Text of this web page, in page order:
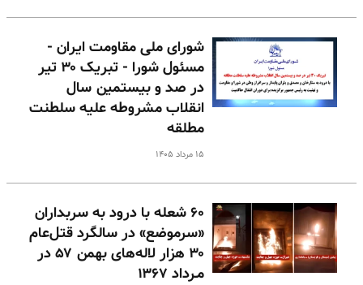
شورای ملی مقاومت ایران -
مسئول شورا - تبریک ۳۰ تیر
در صد و بیستمین سال
انقلاب مشروطه علیه سلطنت
مطلقه
۱۵ مرداد ۱۴۰۵
۶۰ شعله با درود به سربداران
«سرموضع» در سالگرد قتل‌عام
۳۰ هزار لاله‌های بهمن ۵۷ در
مـرداد ۱۳۶۷